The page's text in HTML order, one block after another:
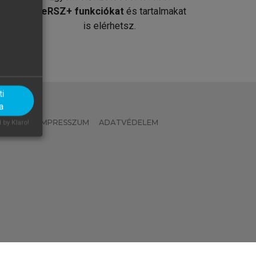
MeRSZ+ funkciókat és tartalmakat
is elérhetsz.
IMPRESSZUM ADATVÉDELEM
by Klaro!